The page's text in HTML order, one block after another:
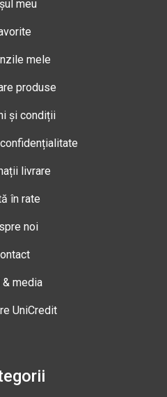
meu
mele
produse
și condiții
livrare
în rate
noi
media
UniCredit